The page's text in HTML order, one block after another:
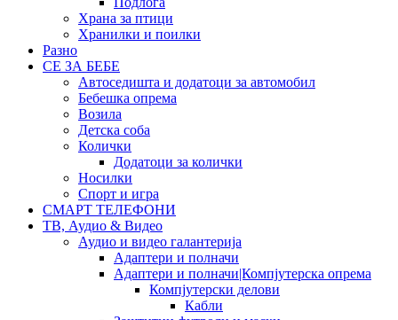
Храна за птици
Хранилки и поилки
Разно
СЕ ЗА БЕБЕ
Автоседишта и додатоци за автомобил
Бебешка опрема
Возила
Детска соба
Колички
Додатоци за колички
Носилки
Спорт и игра
СМАРТ ТЕЛЕФОНИ
ТВ, Аудио & Видео
Аудио и видео галантерија
Адаптери и полначи
Адаптери и полначи|Компјутерска опрема
Компјутерски делови
Кабли